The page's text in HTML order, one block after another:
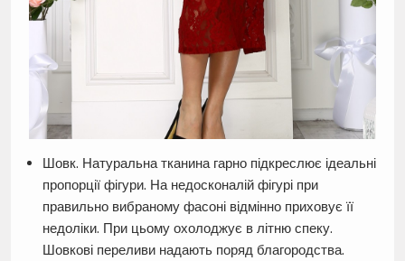
Шовк. Натуральна тканина гарно підкреслює ідеальні
пропорції фігури. На недосконалій фігурі при
правильно вибраному фасоні відмінно приховує її
недоліки. При цьому охолоджує в літню спеку.
Шовкові переливи надають поряд благородства.